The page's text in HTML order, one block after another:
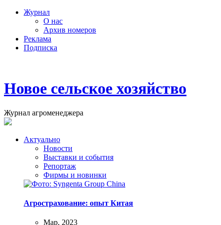
Журнал
О нас
Архив номеров
Реклама
Подписка
Новое сельское хозяйство
Журнал агроменеджера
Актуально
Новости
Выставки и события
Репортаж
Фирмы и новинки
Агрострахование: опыт Китая
Мар, 2023